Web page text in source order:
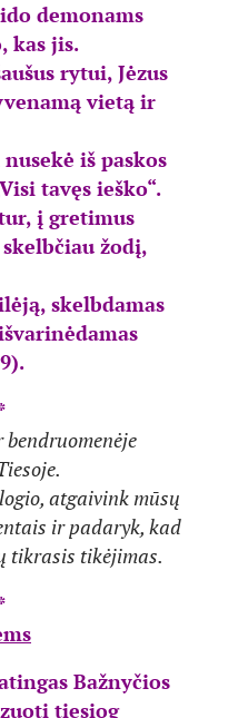
demonams
kas jis.
rytui, Jėzus
vietą ir
iš paskos
tavęs ieško“.
į gretimus
žodį,
skelbdamas
atgaivink mūsų
ir padaryk, kad
tikrasis tikėjimas.
Bažnyčios
tiesiog